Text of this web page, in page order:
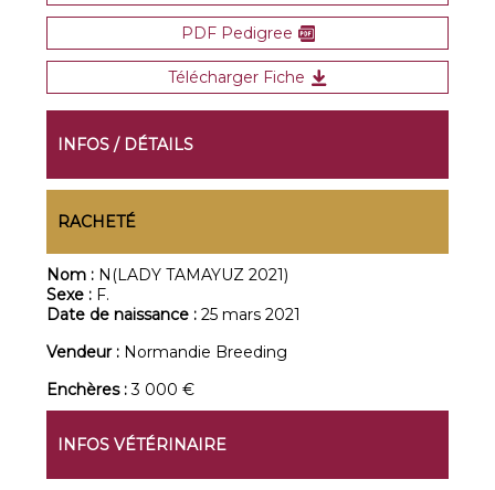
PDF Pedigree
Télécharger Fiche
INFOS / DÉTAILS
RACHETÉ
Nom : N(LADY TAMAYUZ 2021)
Sexe : F.
Date de naissance :25 mars 2021
Vendeur : Normandie Breeding
Enchères :3 000 €
INFOS VÉTÉRINAIRE